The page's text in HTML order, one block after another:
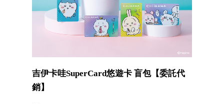
吉伊卡哇SuperCard悠遊卡 盲包【委託代
銷】